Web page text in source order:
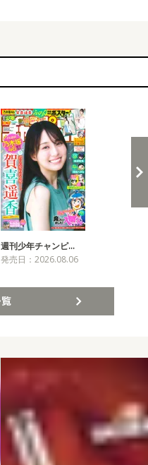
週刊少年チャンピ…
発売日：2026.08.06